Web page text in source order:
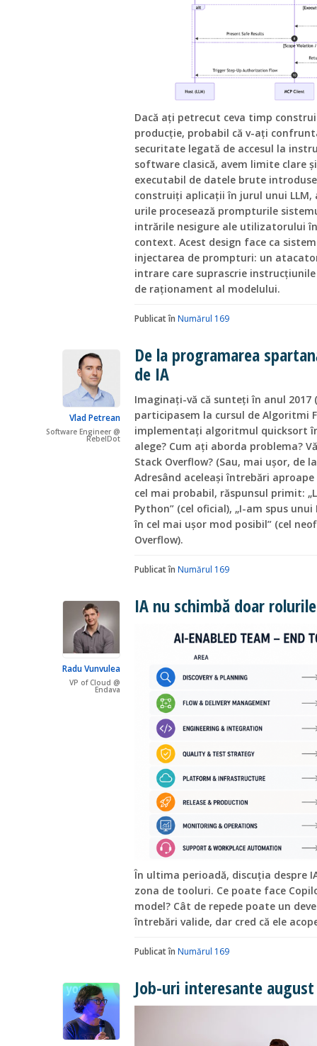
Dacă ați petrecut ceva timp
producție, probabil că v-ați
securitate legată de accesul la
software clasică, avem limite clare
executabil de datele brute
construiți aplicații în jurul unui LLM,
urile procesează prompturile
intrările nesigure ale utilizatorului
context. Acest design face ca
injectarea de prompturi: un
intrare care suprascrie
de raționament al modelului.
Publicat în Numărul 169
Vlad Petrean
Software Engineer @
RebelDot
De la programarea
de IA
Imaginați-vă că sunteți în anul
participasem la cursul de Algoritmi
implementați algoritmul quicksort
alege? Cum ați aborda problema?
Stack Overflow? (Sau, mai ușor, de
Adresând aceleași întrebări
cel mai probabil, răspunsul primit:
Python” (cel oficial), „I-am spus
în cel mai ușor mod posibil” (cel
Overflow).
Publicat în Numărul 169
Radu Vunvulea
VP of Cloud @
Endava
IA nu schimbă doar
În ultima perioadă, discuția despre
zona de tooluri. Ce poate face
model? Cât de repede poate un
întrebări valide, dar cred că ele
Publicat în Numărul 169
Job-uri interesante august